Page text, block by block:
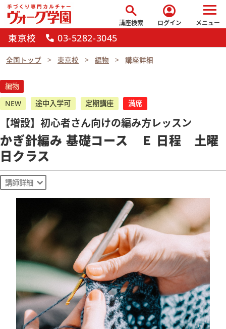
search
講座検索
account_circle
ログイン メニュー
東京校 call 03-5282-3045
全国トップ 東京校 編物 講座詳細
編物
NEW
途中入学可 定期講座 満席
【増設】初心者さん向けの編み方レッスン
かぎ針編み 基礎コース Ｅ 日程 土曜
日クラス
講師詳細